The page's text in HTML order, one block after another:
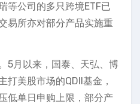
等公司的多只跨境ETF已
易所亦对部分产品实施重
5月以来，国泰、天弘、博
打美股市场的QDII基金，
低单日申购上限，部分产